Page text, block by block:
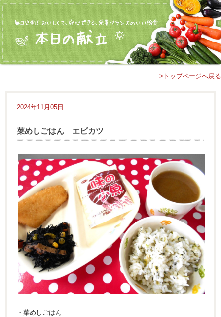
>トップページへ戻る
2024年11月05日
菜めしごはん エビカツ
・菜めしごはん